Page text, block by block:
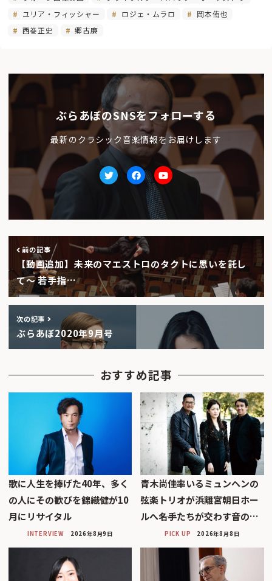
ユリア・フィッシャー
ロジェ・ムラロ
岡本侑也
西巻正史
郷古廉
ぶらあぼのSNSをフォローする
最新のクラシック音楽情報をお届けします
TwitterfacebookYoutube
前の記事
【動画追加】未来のマエストロのタクトに思いを託し
て〜 若手指…
次の記事
ぶらあぼ2020年9月号
おすすめ記事
歌に人生を捧げた40年、多く
の人にその歓びを錦織健が10
月にリサイタル
INTERVIEW 2026年8月9日
青木尚佳率いるミュンヘンの
弦楽トリオが浜離宮朝日ホー
ルへ――名手たちが交わす音の…
PICK UP 2026年8月8日